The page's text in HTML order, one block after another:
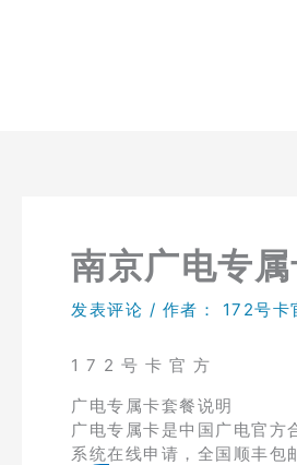
南京广电专
发表评论 / 作者： 172号卡
1 7 2 号 卡 官 方
广电专属卡套餐说明
广电专属卡是中国广电官
系统在线申请，全国顺丰包